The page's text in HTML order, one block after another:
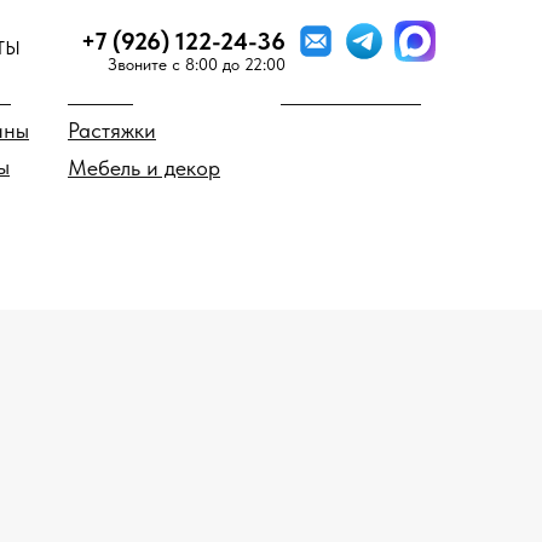
Звоните c 8:00 до 22:00
+7 (926) 122-24-36Стиль мозаики
Мебель и декор
предмету
Растяжки